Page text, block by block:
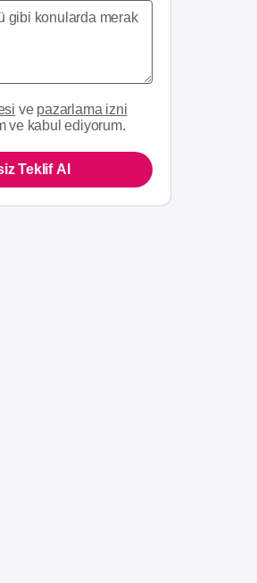
ve pazarlama izni
ve kabul ediyorum.
Teklif Al